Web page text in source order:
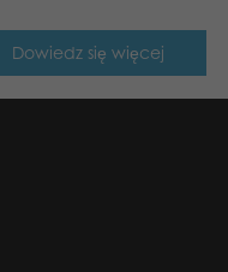
Dowiedz się więcej